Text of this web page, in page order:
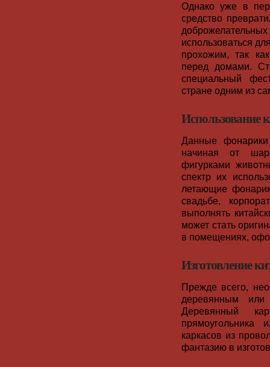
Однако уже в
средство
использоваться
прохожим, так
перед домами.
специальный
стране одним из
Использование
Данные
начиная от
фигурками
спектр их
летающие
свадьбе,
выполнять
может стать
в помещениях,
Изготовление
Прежде всего,
деревянным или
Деревянный
прямоугольника
каркасов из
фантазию в